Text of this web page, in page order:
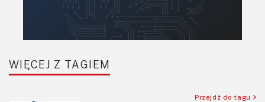
WIĘCEJ Z TAGIEM
Przejdź do tagu